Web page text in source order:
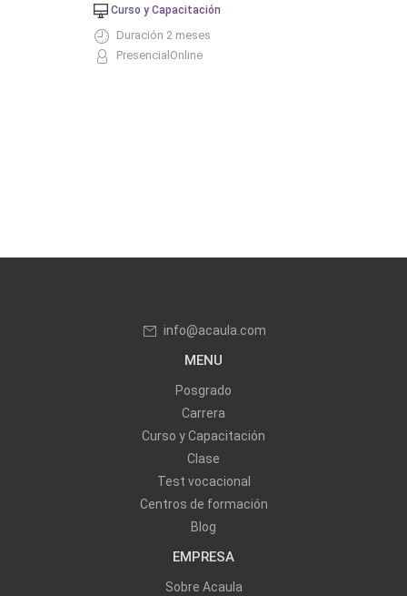
Curso y Capacitación
Duración 2 meses
PresencialOnline
info@acaula.com
MENU
Posgrado
Carrera
Curso y Capacitación
Clase
Test vocacional
Centros de formación
Blog
EMPRESA
Sobre Acaula